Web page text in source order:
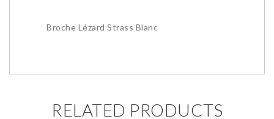
Broche Lézard Strass Blanc
RELATED PRODUCTS